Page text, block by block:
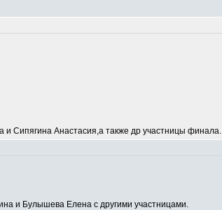
Анастасия,а также др участницы финала.
и Булышева Елена с другими участницами.